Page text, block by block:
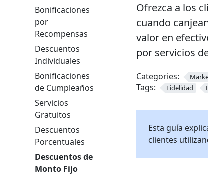
Bonificaciones
por
Recompensas
Descuentos
Individuales
Bonificaciones
de Cumpleaños
Servicios
Gratuitos
Descuentos
Porcentuales
Descuentos de
Monto Fijo
Ofrezca a los
cuando
valor en
por servicios
Categories:
Tags: Fidelidad
Esta guía
clientes